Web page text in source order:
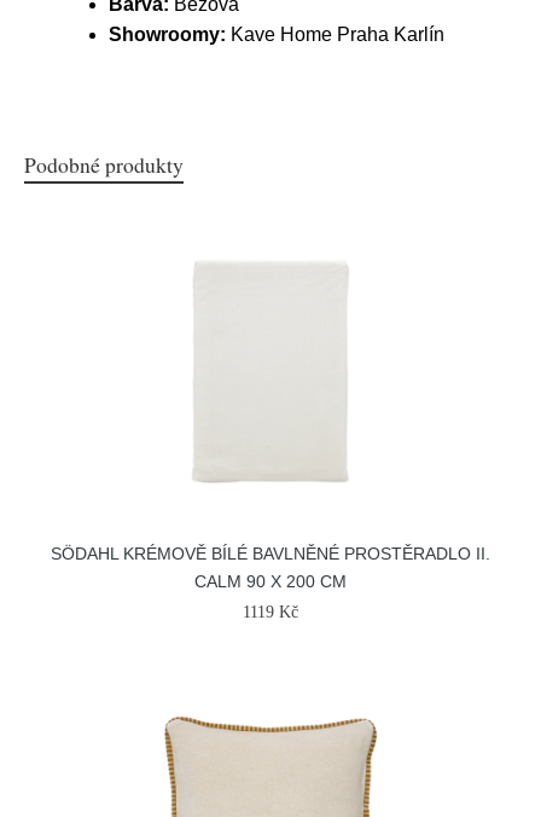
Barva: Béžová
Showroomy: Kave Home Praha Karlín
Podobné produkty
SÖDAHL KRÉMOVĚ BÍLÉ BAVLNĚNÉ PROSTĚRADLO II.
CALM 90 X 200 CM
1119 Kč